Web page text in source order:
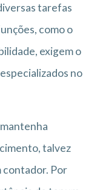
tarefas
como o
exigem o
no
talvez
contador. Por